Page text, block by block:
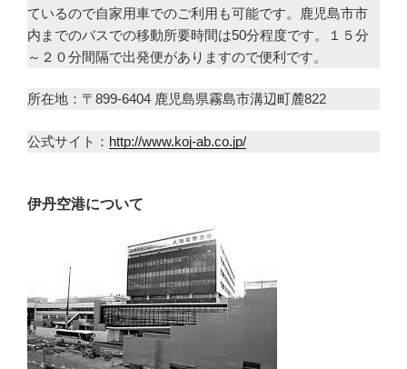
ているので自家用車でのご利用も可能です。鹿児島市市
内までのバスでの移動所要時間は50分程度です。１５分
～２０分間隔で出発便がありますので便利です。
所在地：〒899-6404 鹿児島県霧島市溝辺町麓822
公式サイト： http://www.koj-ab.co.jp/
伊丹空港について